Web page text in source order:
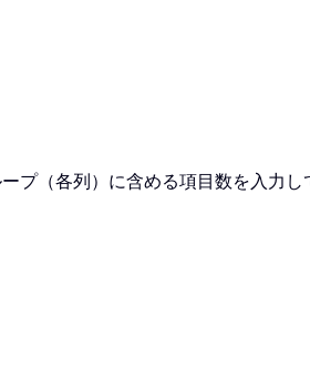
プ（各列）に含める項目数を入力し